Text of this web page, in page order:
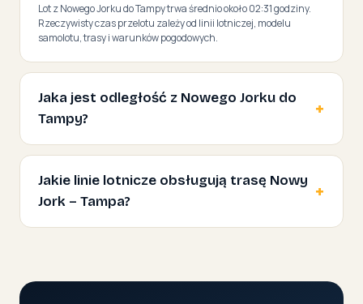
Lot z Nowego Jorku do Tampy trwa średnio około 02:31 godziny.
Rzeczywisty czas przelotu zależy od linii lotniczej, modelu
samolotu, trasy i warunków pogodowych.
Jaka jest odległość z Nowego Jorku do
Tampy?
Jakie linie lotnicze obsługują trasę Nowy
Jork – Tampa?